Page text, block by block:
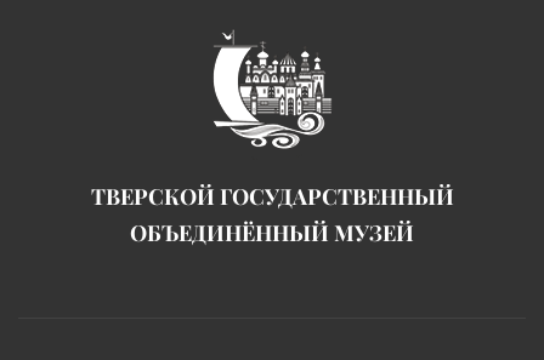
ТВЕРСКОЙ ГОСУДАРСТВЕННЫЙ
ОБЪЕДИНЁННЫЙ МУЗЕЙ